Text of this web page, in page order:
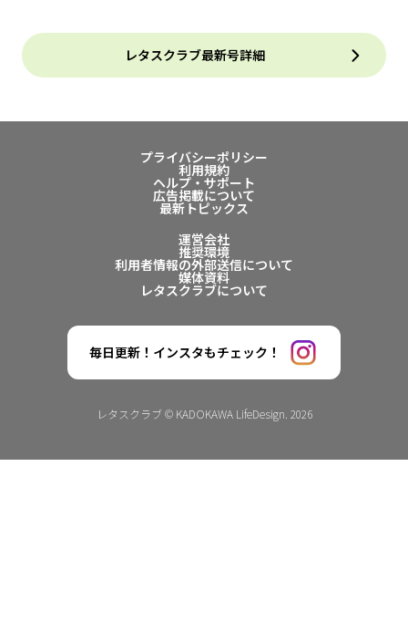
レタスクラブ最新号詳細
プライバシーポリシー
利用規約
ヘルプ・サポート
広告掲載について
最新トピックス
運営会社
推奨環境
利用者情報の外部送信について
媒体資料
レタスクラブについて
毎日更新！インスタもチェック！
レタスクラブ © KADOKAWA LifeDesign. 2026